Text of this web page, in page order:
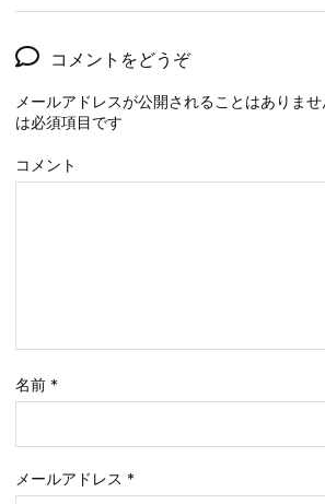
コメントをどうぞ
メールアドレスが公開されることはありませ
は必須項目です
コメント
名前 *
メールアドレス *